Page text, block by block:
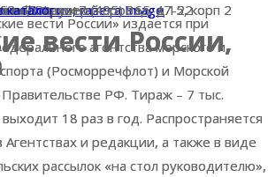
каталог
вести России,
партнер
Окружной проезд, д.15, корп 2
66 Факс+7 (495) 365-47-22
вести России» издается при
агентства морского и
(Росморречфлот) и Морской
Правительстве РФ. Тираж – 7 тыс.
18 раз в год. Распространяется
Агентствах и редакции, а также в виде
рассылок «на стол руководителю»,
каталог
каталог
вести России,
партнер
Окружной проезд, д.15, корп 2
66 Факс+7 (495) 365-47-22
вести России» издается при
агентства морского и
(Росморречфлот) и Морской
Правительстве РФ. Тираж – 7 тыс.
18 раз в год. Распространяется
Агентствах и редакции, а также в виде
рассылок «на стол руководителю»,
каталог
Expo
проведения
2023